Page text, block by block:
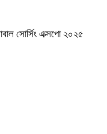
সোর্সিং এক্সপো ২০২৫